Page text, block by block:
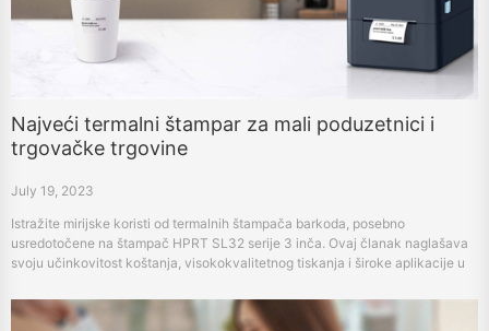
Najveći termalni štampar za mali poduzetnici i
trgovačke trgovine
July 19, 2023
Istražite mirijske koristi od termalnih štampača barkoda, posebno
usredotočene na štampač HPRT SL32 serije 3 inča. Ovaj članak naglašava
svoju učinkovitost koštanja, visokokvalitetnog tiskanja i široke aplikacije u
prodavnica poklona. Otkrijte kako ulaganje u ovaj efikasni i pouzdan alat
može povećati vaše male poslovne operacije.